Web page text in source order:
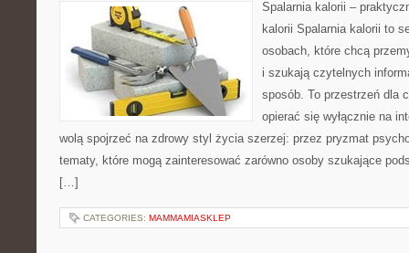
Spalarnia kalorii –
kalorii Spalarnia kalorii to
osobach, które chcą
i szukają czytelnych
sposób. To przestrzeń dla
opierać się wyłącznie na
wolą spojrzeć na zdrowy styl życia szerzej: przez pryzmat
tematy, które mogą zainteresować zarówno osoby szukające
[…]
CATEGORIES: MAMMAMIASKLEP